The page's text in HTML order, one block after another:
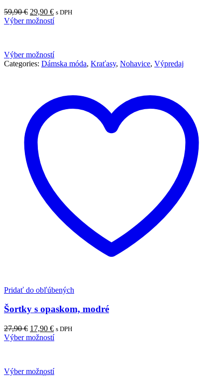
59,90€ Pôvodná
cena
29,90 €Aktuálna
cena
s DPH
Výber možností
Výber možností
Categories: Dámska móda, Kraťasy, Nohavice, Výpredaj
Pridať do obľúbených
Šortky s opaskom, modré
27,90€ Pôvodná
cena
17,90 €Aktuálna
cena
s DPH
Výber možností
Výber možností